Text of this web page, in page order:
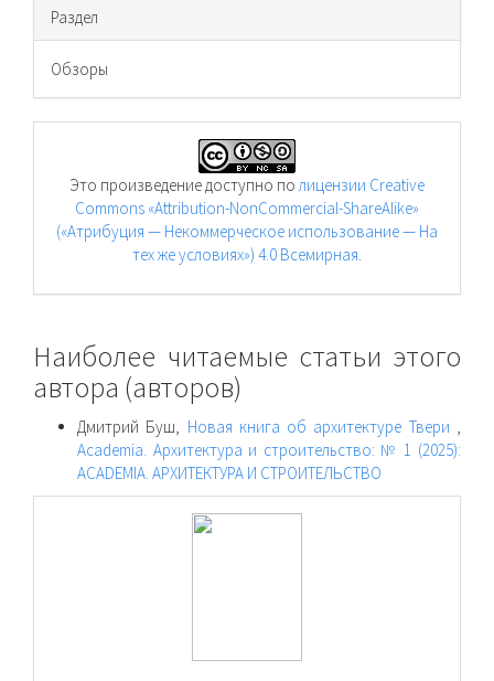
Раздел
Обзоры
Это произведение доступно полицензии Creative
Commons «Attribution-NonCommercial-ShareAlike»
(«Атрибуция — Некоммерческое использование — На
тех же условиях») 4.0 Всемирная.
Наиболее читаемые статьи этого
автора (авторов)
Дмитрий Буш, Новая книга об архитектуре Твери ,
Academia. Архитектура и строительство: № 1 (2025):
ACADEMIA. АРХИТЕКТУРА И СТРОИТЕЛЬСТВО